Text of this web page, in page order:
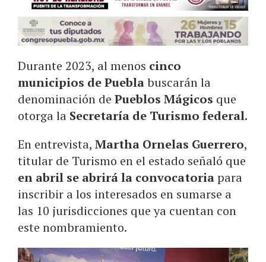
Durante 2023, al menos cinco
municipios de Pueblabuscarán la
denominación de Pueblos Mágicos que
otorga la Secretaría de Turismo federal.
En entrevista, Martha Ornelas Guerrero,
titular de Turismo en el estado señaló que
en abril se abrirá la convocatoriapara
inscribir a los interesados en sumarse a
las 10 jurisdicciones que ya cuentan con
este nombramiento.